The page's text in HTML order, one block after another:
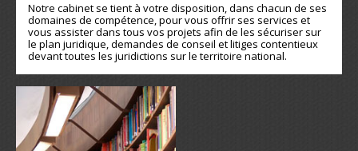
Notre cabinet se tient à votre disposition, dans chacun de ses
domaines de compétence, pour vous offrir ses services et
vous assister dans tous vos projets afin de les sécuriser sur
le plan juridique, demandes de conseil et litiges contentieux
devant toutes les juridictions sur le territoire national.